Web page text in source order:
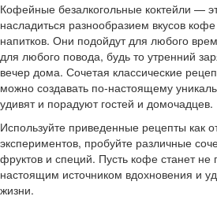
Кофейные безалкогольные коктейли —
насладиться разнообразием вкусов
напитков. Они подойдут для любого
для любого повода, будь то утренний
вечер дома. Сочетая классические
можно создавать по-настоящему
удивят и порадуют гостей и домочадцев.
Используйте приведенные рецепты как
экспериментов, пробуйте различные
фруктов и специй. Пусть кофе станет не
настоящим источником вдохновения и
жизни.